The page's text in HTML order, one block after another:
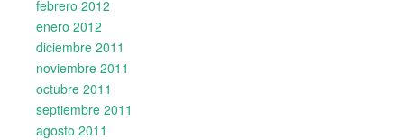
febrero 2012
enero 2012
diciembre 2011
noviembre 2011
octubre 2011
septiembre 2011
agosto 2011